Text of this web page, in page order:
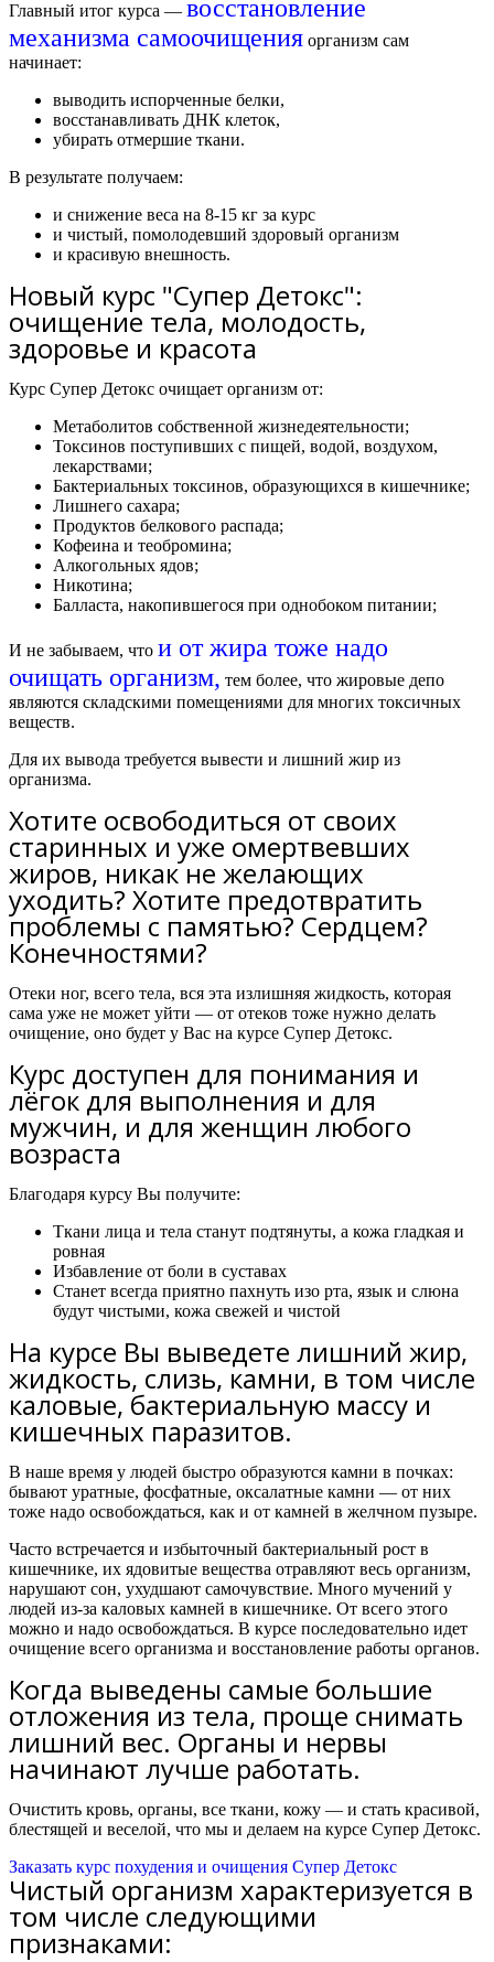
Главный итог курса — восстановление
механизма самоочищения организм сам
начинает:
выводить испорченные белки,
восстанавливать ДНК клеток,
убирать отмершие ткани.
В результате получаем:
и снижение веса на 8-15 кг за курс
и чистый, помолодевший здоровый организм
и красивую внешность.
Новый курс "Супер Детокс":
очищение тела, молодость,
здоровье и красота
Курс Супер Детокс очищает организм от:
Метаболитов собственной жизнедеятельности;
Токсинов поступивших с пищей, водой, воздухом,
лекарствами;
Бактериальных токсинов, образующихся в кишечнике;
Лишнего сахара;
Продуктов белкового распада;
Кофеина и теобромина;
Алкогольных ядов;
Никотина;
Балласта, накопившегося при однобоком питании;
И не забываем, что и от жира тоже надо
очищать организм, тем более, что жировые депо
являются складскими помещениями для многих токсичных
веществ.
Для их вывода требуется вывести и лишний жир из
организма.
Хотите освободиться от своих
старинных и уже омертвевших
жиров, никак не желающих
уходить? Хотите предотвратить
проблемы с памятью? Сердцем?
Конечностями?
Отеки ног, всего тела, вся эта излишняя жидкость, которая
сама уже не может уйти — от отеков тоже нужно делать
очищение, оно будет у Вас на курсе Супер Детокс.
Курс доступен для понимания и
лёгок для выполнения и для
мужчин, и для женщин любого
возраста
Благодаря курсу Вы получите:
Ткани лица и тела станут подтянуты, а кожа гладкая и
ровная
Избавление от боли в суставах
Станет всегда приятно пахнуть изо рта, язык и слюна
будут чистыми, кожа свежей и чистой
На курсе Вы выведете лишний жир,
жидкость, слизь, камни, в том числе
каловые, бактериальную массу и
кишечных паразитов.
В наше время у людей быстро образуются камни в почках:
бывают уратные, фосфатные, оксалатные камни — от них
тоже надо освобождаться, как и от камней в желчном пузыре.
Часто встречается и избыточный бактериальный рост в
кишечнике, их ядовитые вещества отравляют весь организм,
нарушают сон, ухудшают самочувствие. Много мучений у
людей из-за каловых камней в кишечнике. От всего этого
можно и надо освобождаться. В курсе последовательно идет
очищение всего организма и восстановление работы органов.
Когда выведены самые большие
отложения из тела, проще снимать
лишний вес. Органы и нервы
начинают лучше работать.
Очистить кровь, органы, все ткани, кожу — и стать красивой,
блестящей и веселой, что мы и делаем на курсе Супер Детокс.
Заказать курс похудения и очищения Супер Детокс
Чистый организм характеризуется в
том числе следующими
признаками: